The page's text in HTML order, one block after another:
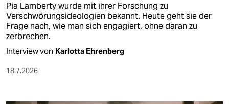
Pia Lamberty wurde mit ihrer Forschung zu
Verschwörungsideologien bekannt. Heute geht sie der
Frage nach, wie man sich engagiert, ohne daran zu
zerbrechen.
Interview von Karlotta Ehrenberg
18.7.2026